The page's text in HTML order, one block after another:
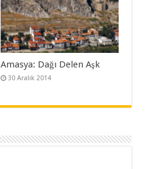
Amasya: Dağı Delen Aşk
30 Aralık 2014